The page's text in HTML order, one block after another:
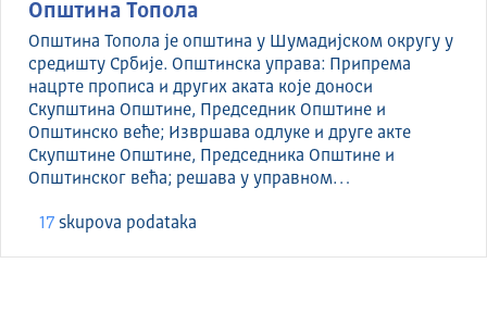
Општина Топола
Општина Топола је општина у Шумадијском округу у
средишту Србије. Општинска управа: Припрема
нацрте прописа и других аката које доноси
Скупштина Општине, Председник Општине и
Општинско веће; Извршава одлуке и друге акте
Скупштине Општине, Председника Општине и
Општинског већа; решава у управном…
17 skupova podataka